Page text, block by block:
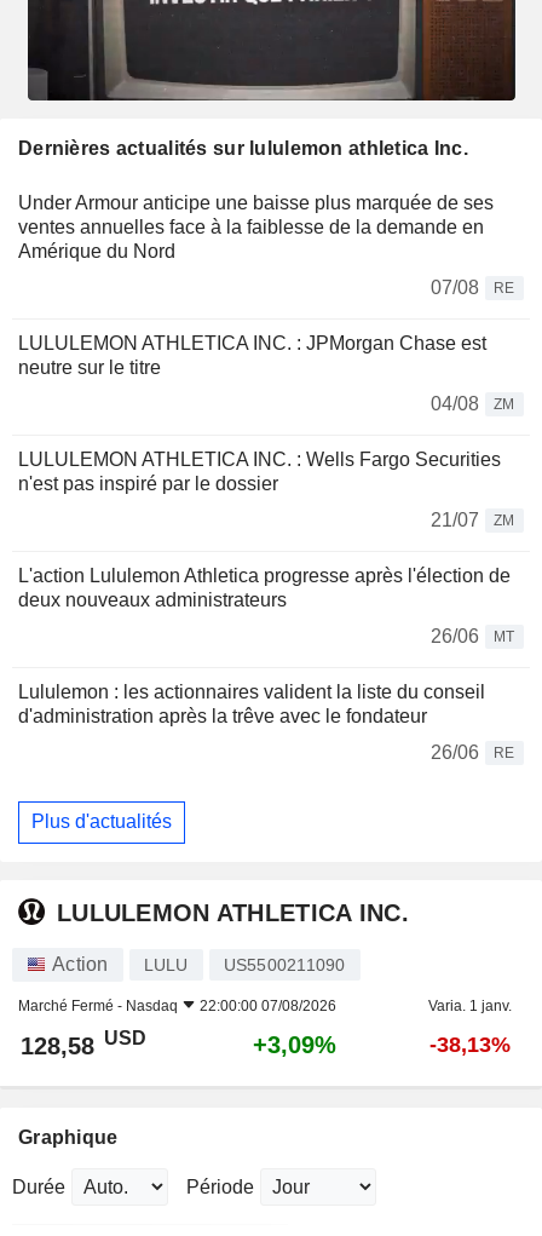
Dernières actualités sur lululemon athletica Inc.
Under Armour anticipe une baisse plus marquée de ses
ventes annuelles face à la faiblesse de la demande en
Amérique du Nord
07/08
RE
LULULEMON ATHLETICA INC. : JPMorgan Chase est
neutre sur le titre
04/08
ZM
LULULEMON ATHLETICA INC. : Wells Fargo Securities
n'est pas inspiré par le dossier
21/07
ZM
L'action Lululemon Athletica progresse après l'élection de
deux nouveaux administrateurs
26/06
MT
Lululemon : les actionnaires valident la liste du conseil
d'administration après la trêve avec le fondateur
26/06
RE
Plus d'actualités
LULULEMON ATHLETICA INC.
Action LULU US5500211090
Marché Fermé - Nasdaq 22:00:00 07/08/2026 Varia. 1 janv.
128,58 USD +3,09% -38,13%
Graphique
Durée Période